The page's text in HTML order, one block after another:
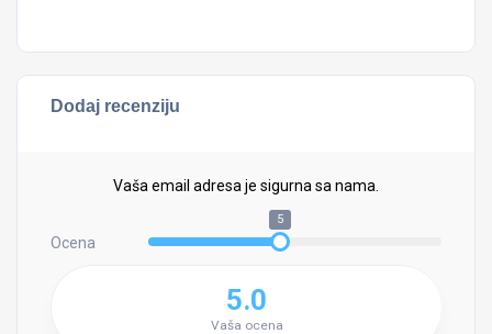
Dodaj recenziju
Vaša email adresa je sigurna sa nama.
Ocena
5
5.0
Vaša ocena